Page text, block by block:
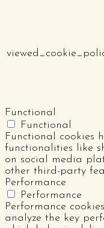
Functional
Functional
Functional cookies
functionalities like
on social media
other third-party
Performance
Performance
Performance
analyze the key